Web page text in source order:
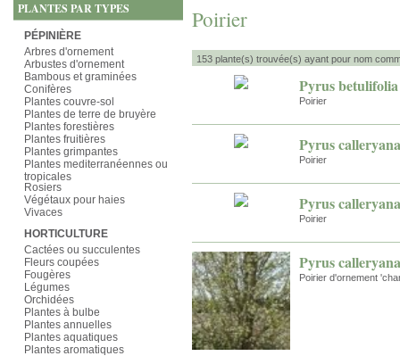
PLANTES PAR TYPES
PÉPINIÈRE
Arbres d'ornement
Arbustes d'ornement
Bambous et graminées
Conifères
Plantes couvre-sol
Plantes de terre de bruyère
Plantes forestières
Plantes fruitières
Plantes grimpantes
Plantes mediterranéennes ou
tropicales
Rosiers
Végétaux pour haies
Vivaces
HORTICULTURE
Cactées ou succulentes
Fleurs coupées
Fougères
Légumes
Orchidées
Plantes à bulbe
Plantes annuelles
Plantes aquatiques
Plantes aromatiques
Poirier
153 plante(s) trouvée(s) ayant pour nom
Pyrus betulifolia
Poirier
Pyrus calleryana
Poirier
Pyrus
Poirier
Pyrus
Poirier d'ornement